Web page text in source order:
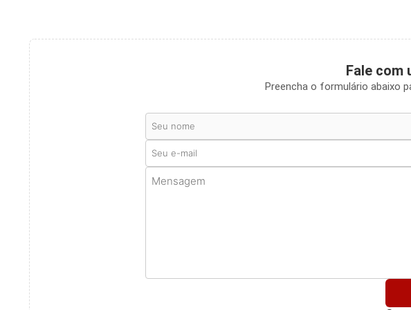
Fale com
Preencha o formulário abaixo